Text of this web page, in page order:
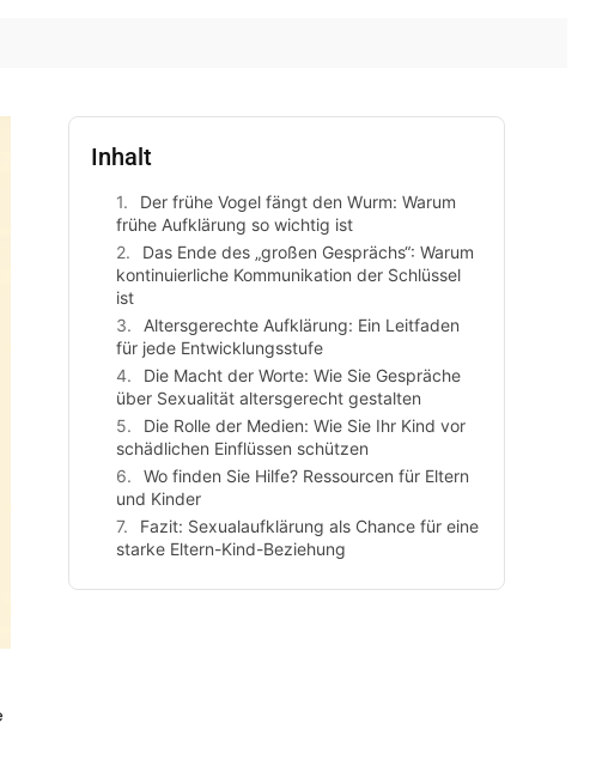
Inhalt
Der frühe Vogel fängt den Wurm: Warum
frühe Aufklärung so wichtig ist
Das Ende des „großen Gesprächs“: Warum
kontinuierliche Kommunikation der Schlüssel
ist
Altersgerechte Aufklärung: Ein Leitfaden
für jede Entwicklungsstufe
Die Macht der Worte: Wie Sie Gespräche
über Sexualität altersgerecht gestalten
Die Rolle der Medien: Wie Sie Ihr Kind vor
schädlichen Einflüssen schützen
Wo finden Sie Hilfe? Ressourcen für Eltern
und Kinder
Fazit: Sexualaufklärung als Chance für eine
starke Eltern-Kind-Beziehung